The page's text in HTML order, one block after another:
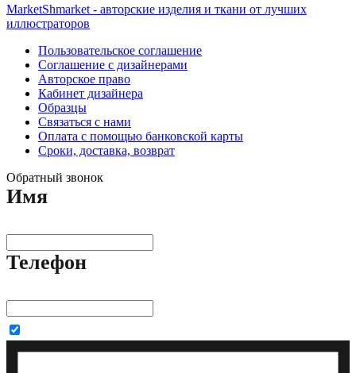
MarketShmarket - авторские изделия и ткани от лучших
иллюстраторов
Пользовательское соглашение
Соглашение с дизайнерами
Авторское право
Кабинет дизайнера
Образцы
Связаться с нами
Оплата с помощью банковской карты
Сроки, доставка, возврат
Обратный звонок
Имя
Телефон